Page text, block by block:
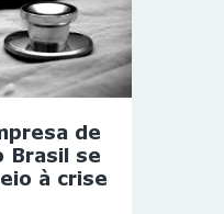
de
Brasil se
à crise